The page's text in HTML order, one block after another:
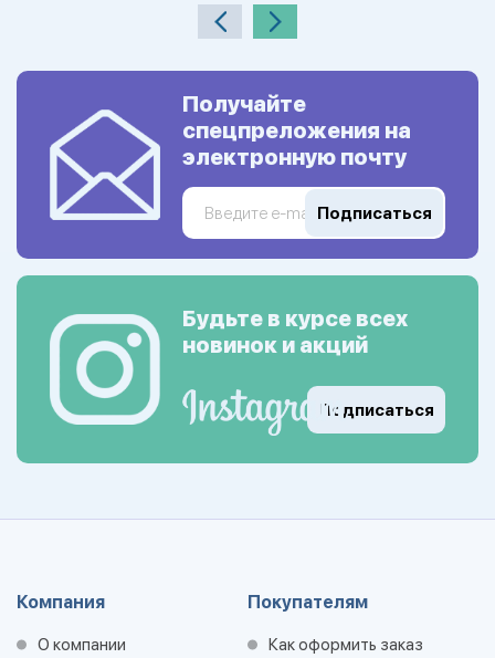
Получайте
спецпреложения на
электронную почту
Подписаться
Будьте в курсе всех
новинок и акций
Подписаться
Компания
О компании
Покупателям
Как оформить заказ